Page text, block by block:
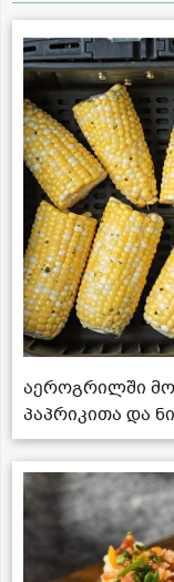
აეროგრილში
პაპრიკითა და